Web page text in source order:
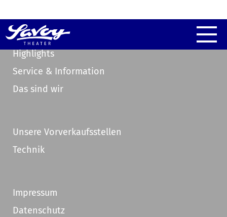
Highlights
Service & Information
Das sind wir
Unsere Vorverkaufsstellen
Technik
Impressum
Datenschutz